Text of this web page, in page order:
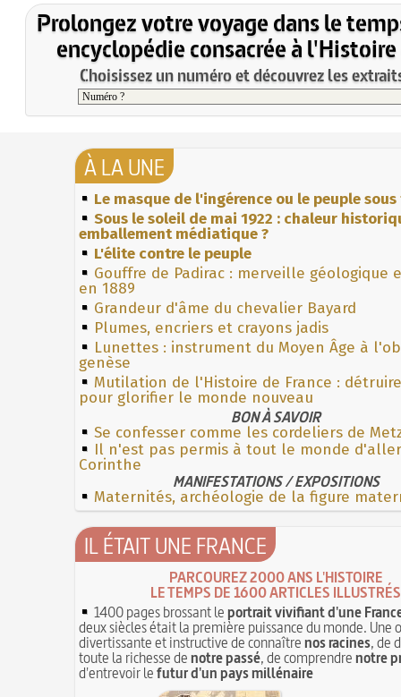
Prolongez votre voyage dans le
encyclopédie consacrée à l'Histoire
Choisissez un numéro et découvrez les
À LA UNE
Le masque de l'ingérence ou le peuple
Sous le soleil de mai 1922 : chaleur
emballement médiatique ?
L'élite contre le peuple
Gouffre de Padirac : merveille géologique
en 1889
Grandeur d'âme du chevalier Bayard
Plumes, encriers et crayons jadis
Lunettes : instrument du Moyen Âge à
genèse
Mutilation de l'Histoire de France :
pour glorifier le monde nouveau
BON À SAVOIR
Se confesser comme les cordeliers de
Il n'est pas permis à tout le monde
Corinthe
MANIFESTATIONS / EXPOSITIONS
Maternités, archéologie de la figure
IL ÉTAIT UNE FRANCE
PARCOUREZ 2000 ANS L'HISTOIRE
LE TEMPS DE 1600 ARTICLES ILLUSTRÉS
1400 pages brossant leportrait vivifiant d'une
deux siècles était la première puissance du monde. Une
divertissante et instructive de connaîtrenos racines, de
toute la richesse denotre passé, de comprendrenotre
d'entrevoir lefutur d'un pays millénaire